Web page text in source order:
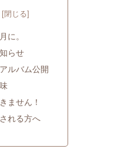
に。
らせ
ルバム公開
ません！
れる方へ